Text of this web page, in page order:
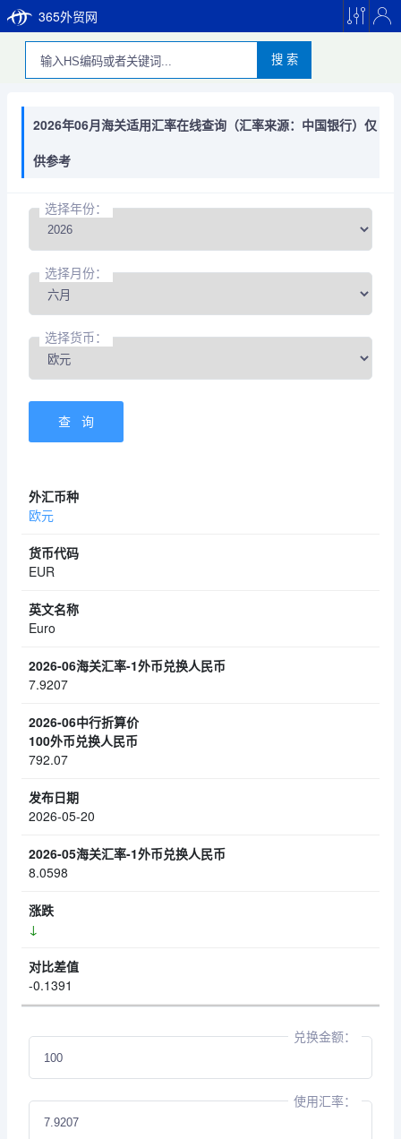
365外贸网
搜 索
2026年06月海关适用汇率在线查询（汇率来源：中国银行）仅
供参考
选择年份：
选择月份：
选择货币：
欧元
EUR
Euro
7.9207
792.07
2026-05-20
8.0598
↓
-0.1391
兑换金额：
使用汇率：